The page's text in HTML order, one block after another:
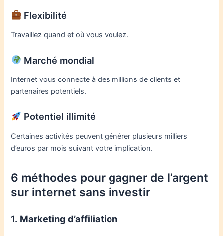
Flexibilité
Travaillez quand et où vous voulez.
Marché mondial
Internet vous connecte à des millions de clients et
partenaires potentiels.
Potentiel illimité
Certaines activités peuvent générer plusieurs milliers
d’euros par mois suivant votre implication.
6 méthodes pour gagner de l’argent
sur internet sans investir
1. Marketing d’affiliation